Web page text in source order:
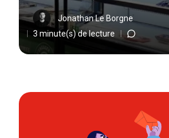
Jonathan Le Borgne
3 minute(s) de lecture